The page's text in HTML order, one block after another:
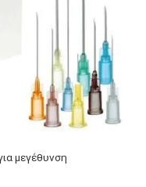
μεγέθυνση